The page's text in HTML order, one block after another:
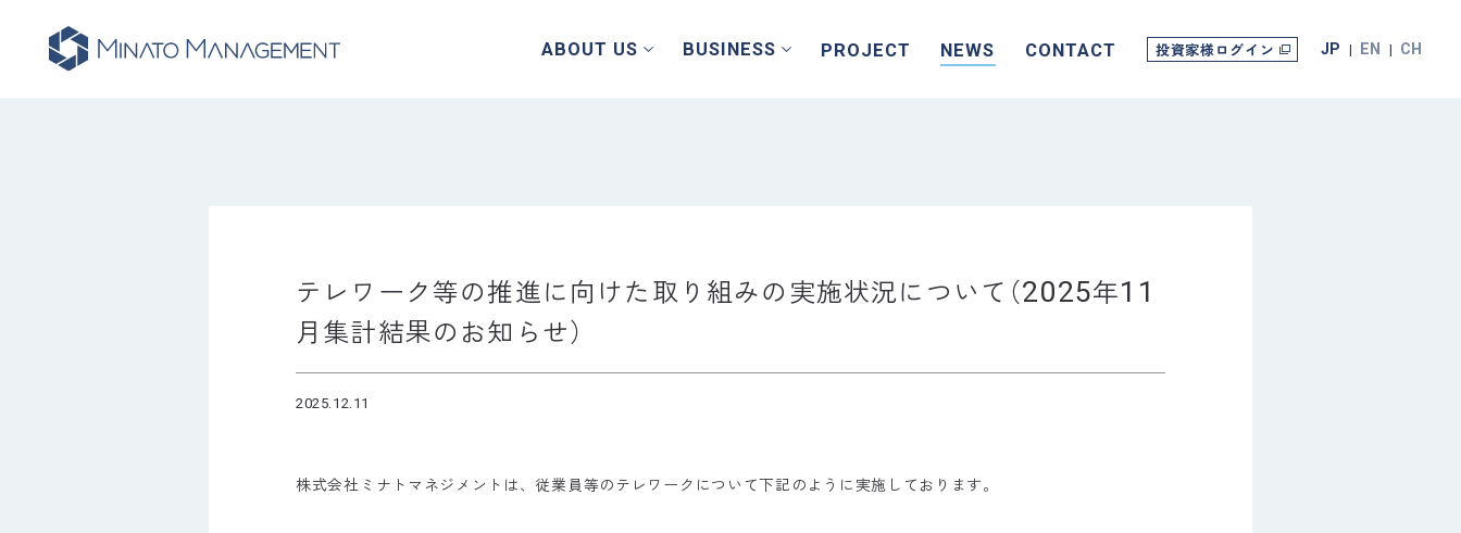
ABOUT US BUSINESS PROJECT NEWS CONTACT 投資家様ログイン JP EN CH
テレワーク等の推進に向けた取り組みの実施状況について（2025年11
月集計結果のお知らせ）
2025 12 11
株式会社ミナトマネジメントは、従業員等のテレワークについて下記のように実施しております。